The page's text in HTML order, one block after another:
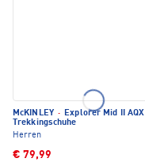
McKINLEY · Explorer Mid II AQX
Trekkingschuhe
Herren
€ 79,99